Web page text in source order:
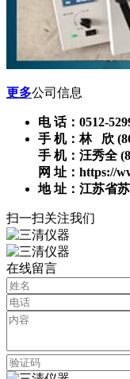
更多公司信息
电 话：0512-
手 机：林 欣
手 机：汪秀全
网 址：https://
地 址：江苏省
扫一扫关注我们
在线留言